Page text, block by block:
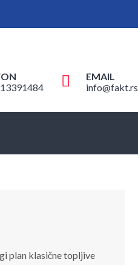
EMAIL
info@fakt.rs
plan klasične topljive